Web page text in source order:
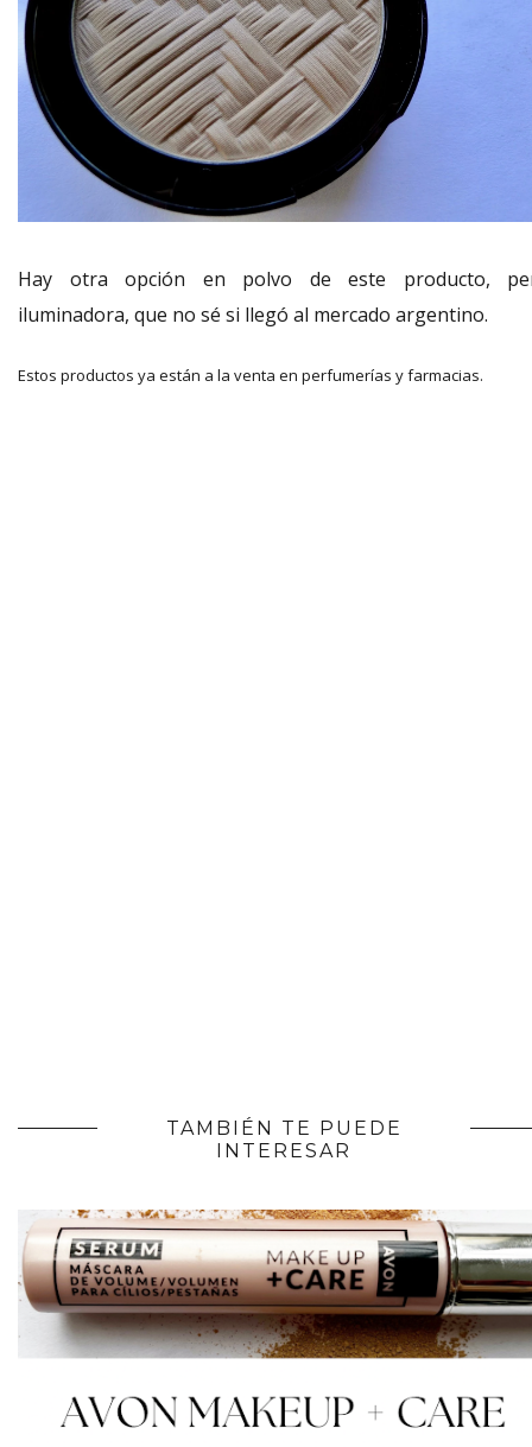
Hay otra opción en polvo de este producto,
iluminadora, que no sé si llegó al mercado argentino.
Estos productos ya están a la venta en perfumerías y farmacias.
TAMBIÉN TE PUEDE
INTERESAR